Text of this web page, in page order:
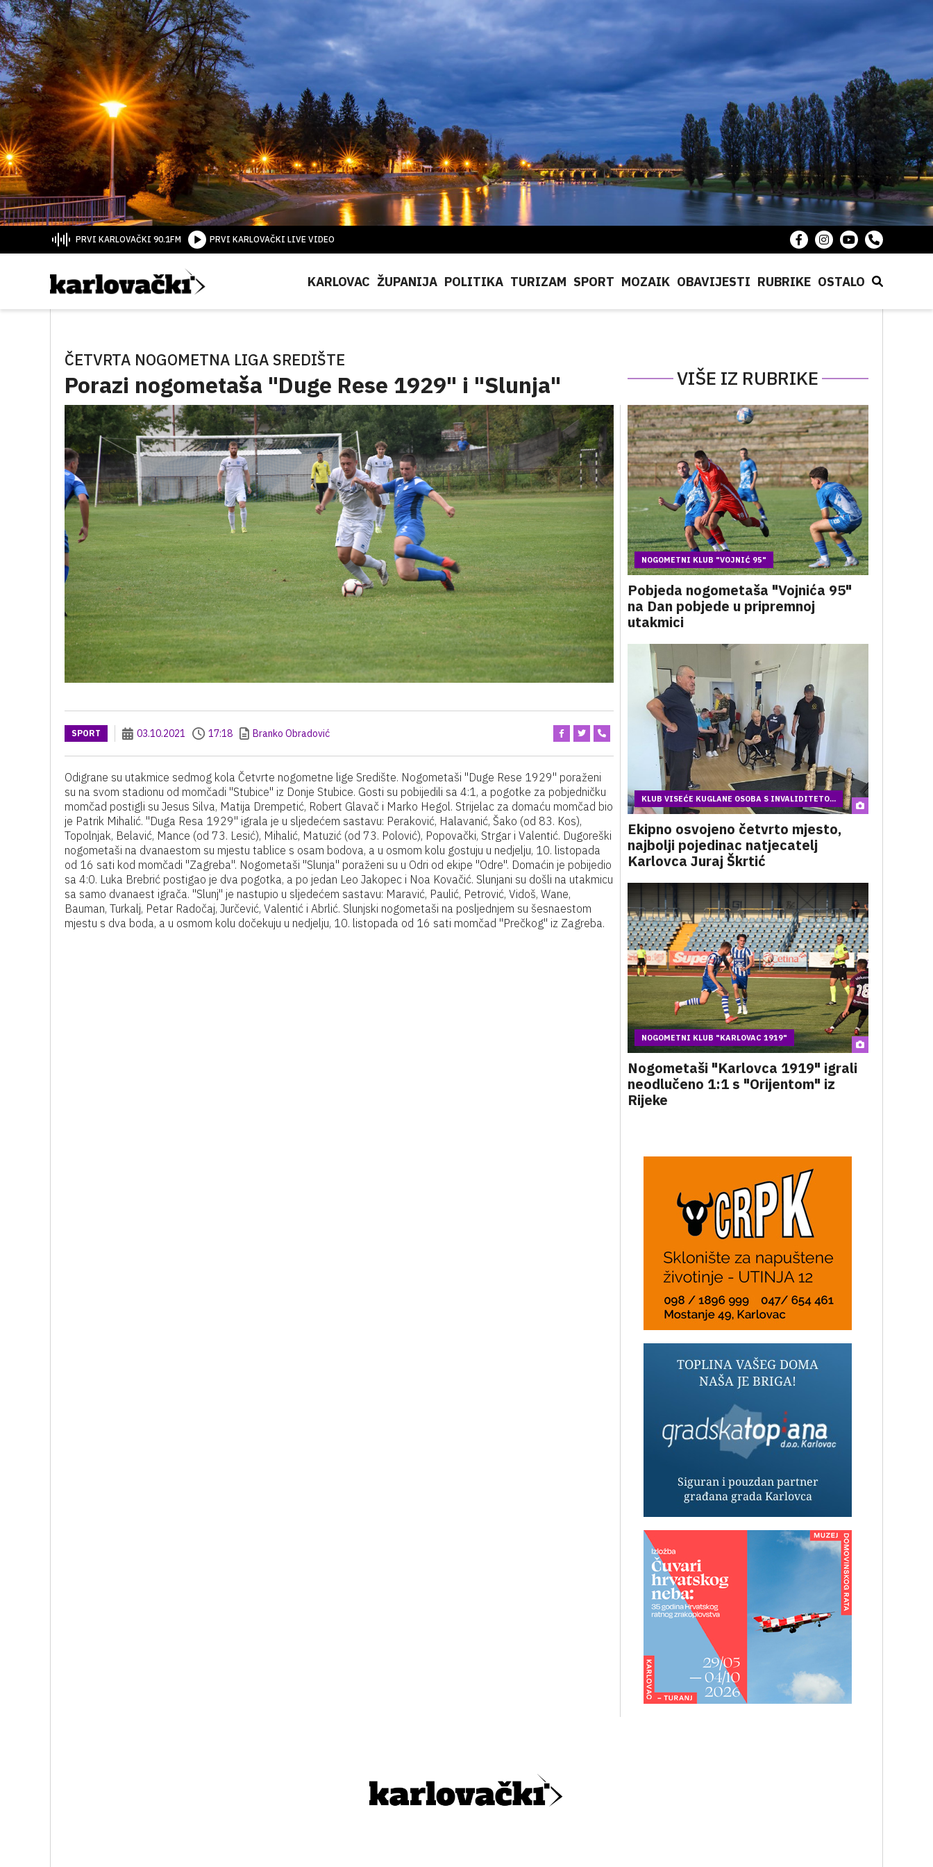
PRVI KARLOVAČKI 90.1FM PRVI KARLOVAČKI LIVE VIDEO
KARLOVAC ŽUPANIJA POLITIKA TURIZAM SPORT MOZAIK OBAVIJESTI RUBRIKE OSTALO
ČETVRTA NOGOMETNA LIGA SREDIŠTE
Porazi nogometaša "Duge Rese 1929" i "Slunja" VIŠE IZ RUBRIKE
SPORT 03.10.2021 17:18 Branko Obradović
Odigrane su utakmice sedmog kola Četvrte nogometne lige Središte. Nogometaši "Duge Rese 1929" poraženi
su na svom stadionu od momčadi "Stubice" iz Donje Stubice. Gosti su pobijedili sa 4:1, a pogotke za pobjedničku
momčad postigli su Jesus Silva, Matija Drempetić, Robert Glavač i Marko Hegol. Strijelac za domaću momčad bio
je Patrik Mihalić. "Duga Resa 1929" igrala je u sljedećem sastavu: Peraković, Halavanić, Šako (od 83. Kos),
Topolnjak, Belavić, Mance (od 73. Lesić), Mihalić, Matuzić (od 73. Polović), Popovački, Strgar i Valentić. Dugoreški
nogometaši na dvanaestom su mjestu tablice s osam bodova, a u osmom kolu gostuju u nedjelju, 10. listopada
od 16 sati kod momčadi "Zagreba". Nogometaši "Slunja" poraženi su u Odri od ekipe "Odre". Domaćin je pobijedio
sa 4:0. Luka Brebrić postigao je dva pogotka, a po jedan Leo Jakopec i Noa Kovačić. Slunjani su došli na utakmicu
sa samo dvanaest igrača. "Slunj" je nastupio u sljedećem sastavu: Maravić, Paulić, Petrović, Vidoš, Wane,
Bauman, Turkalj, Petar Radočaj, Jurčević, Valentić i Abrlić. Slunjski nogometaši na posljednjem su šesnaestom
mjestu s dva boda, a u osmom kolu dočekuju u nedjelju, 10. listopada od 16 sati momčad "Prečkog" iz Zagreba.
NOGOMETNI KLUB "VOJNIĆ 95"
Pobjeda nogometaša "Vojnića 95"
na Dan pobjede u pripremnoj
utakmici
KLUB VISEĆE KUGLANE OSOBA S INVALIDITETO...
Ekipno osvojeno četvrto mjesto,
najbolji pojedinac natjecatelj
Karlovca Juraj Škrtić
NOGOMETNI KLUB "KARLOVAC 1919"
Nogometaši "Karlovca 1919" igrali
neodlučeno 1:1 s "Orijentom" iz
Rijeke